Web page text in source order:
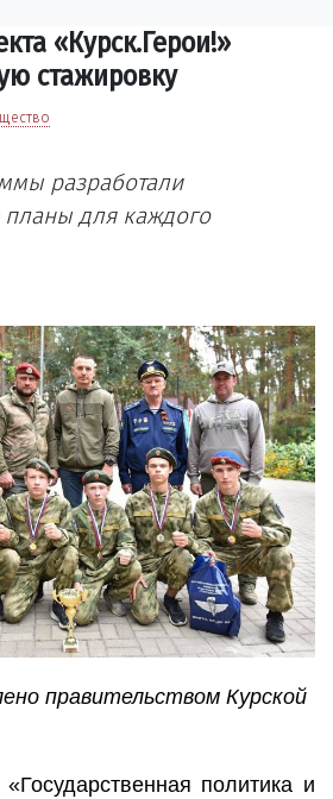
«Курск.Герои!»
стажировку
разработали
для каждого
правительством Курской
политика и